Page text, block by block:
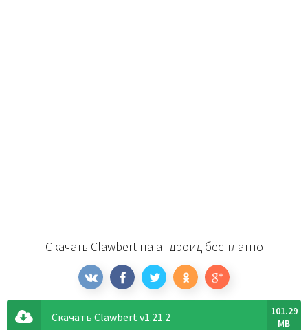
Скачать Clawbert на андроид бесплатно
Скачать Clawbert v1.21.2
101.29
MB